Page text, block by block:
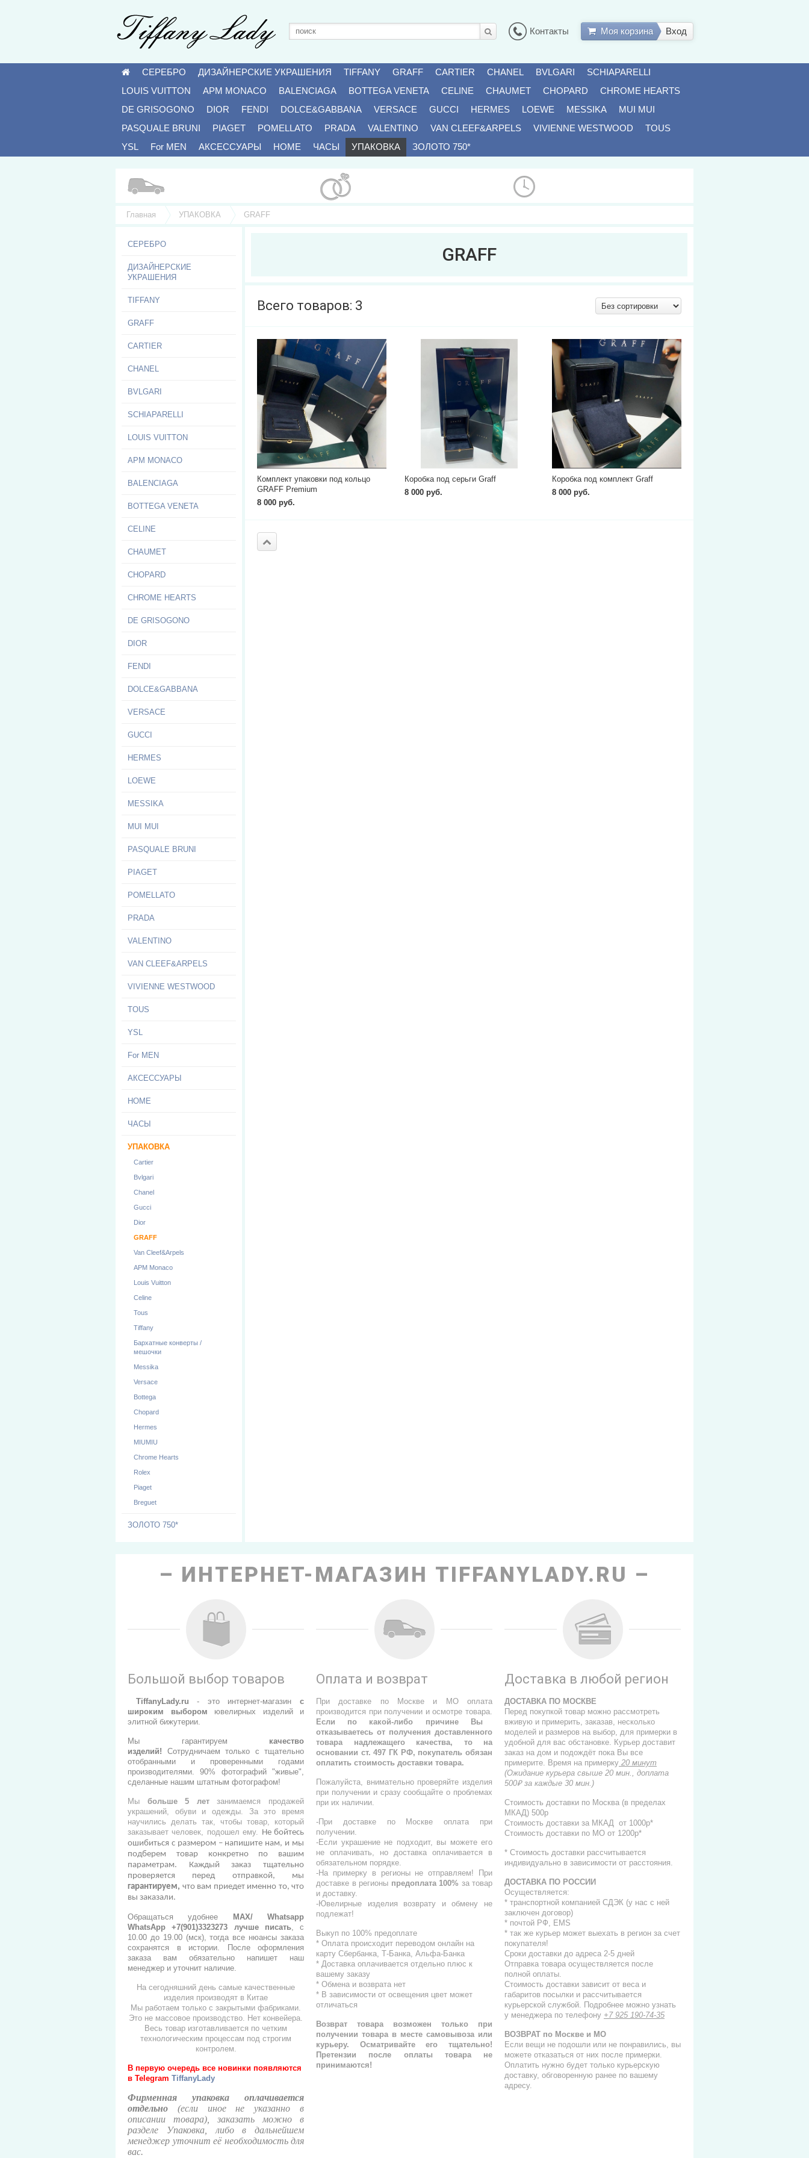
Контакты Моя корзина Вход
СЕРЕБРО ДИЗАЙНЕРСКИЕ УКРАШЕНИЯ TIFFANY GRAFF CARTIER CHANEL BVLGARI
SCHIAPARELLI
LOUIS VUITTON
APM MONACO BALENCIAGA BOTTEGA VENETA CELINE CHAUMET CHOPARD
CHROME HEARTS
DE GRISOGONO
DIOR FENDI DOLCE&GABBANA VERSACE GUCCI HERMES LOEWE MESSIKA
MUI MUI
PASQUALE BRUNI
PIAGET POMELLATO PRADA VALENTINO VAN CLEEF&ARPELS VIVIENNE WESTWOOD
TOUS
YSL
For MEN АКСЕССУАРЫ HOME ЧАСЫ УПАКОВКА ЗОЛОТО 750*
Главная УПАКОВКА GRAFF
СЕРЕБРО
ДИЗАЙНЕРСКИЕ
УКРАШЕНИЯ
TIFFANY
GRAFF
CARTIER
CHANEL
BVLGARI
SCHIAPARELLI
LOUIS VUITTON
APM MONACO
BALENCIAGA
BOTTEGA VENETA
CELINE
CHAUMET
CHOPARD
CHROME HEARTS
DE GRISOGONO
DIOR
FENDI
DOLCE&GABBANA
VERSACE
GUCCI
HERMES
LOEWE
MESSIKA
MUI MUI
PASQUALE BRUNI
PIAGET
POMELLATO
PRADA
VALENTINO
VAN CLEEF&ARPELS
VIVIENNE WESTWOOD
TOUS
YSL
For MEN
АКСЕССУАРЫ
HOME
ЧАСЫ
УПАКОВКА
Cartier
Bvlgari
Chanel
Gucci
Dior
GRAFF
Van Cleef&Arpels
APM Monaco
Louis Vuitton
Celine
Tous
Tiffany
Бархатные конверты /
мешочки
Messika
Versace
Bottega
Chopard
Hermes
MIUMIU
Chrome Hearts
Rolex
Piaget
Breguet
ЗОЛОТО 750*
GRAFF
Всего товаров: 3
Комплект упаковки под кольцо
GRAFF Premium
8 000 руб.
Коробка под серьги Graff
8 000 руб.
Коробка под комплект Graff
8 000 руб.
ИНТЕРНЕТ-МАГАЗИН TIFFANYLADY.RU
Большой выбор товаров
TiffanyLady.ru - это интернет-магазин
с
широким выбором ювелирных изделий и
элитной бижутерии.
Мы гарантируем качество
изделий! Сотрудничаем только с тщательно
отобранными и проверенными годами
производителями.90% фотографий "живые",
сделанные нашим штатным фотографом!
Мы больше 5 летзанимаемся продажей
украшений, обуви и одежды. За это время
научились делать так, чтобы товар, который
заказывает человек, подошел ему. Не бойтесь
ошибиться с размером – напишите нам, и мы
подберем товар конкретно по вашим
параметрам. Каждый заказ тщательно
проверяется перед отправкой, мы
гарантируем, что вам приедет именно то, что
вы заказали.
Обращаться удобнее МАХ/ Whatsapp
WhatsApp +7(901)3323273 лучше писать, с
10.00 до 19.00 (мск), тогда все нюансы заказа
сохранятся в истории. После оформления
заказа вам обязательно напишет наш
менеджер и уточнит наличие.
На сегодняшний день самые качественные
изделия производят в Китае
Мы работаем только с закрытыми фабриками.
Это не массовое производство. Нет конвейера.
Весь товар изготавливается по четким
технологическим процессам под строгим
контролем.
В первую очередь все новинки появляются
в Telegram TiffanyLady
Фирменная упаковка оплачивается
отдельно (если иное не указанно в
описании товара), заказать можно в
разделе Упаковка, либо в дальнейшем
менеджер уточнит её необходимость для
вас.
Оплата и возврат
При доставке по Москве и МО оплата
производится при получении и осмотре товара.
Если по какой-либо причине Вы
отказываетесь от получения доставленного
товара надлежащего качества, то на
основании ст. 497 ГК РФ, покупатель обязан
оплатить стоимость доставки товара.
Пожалуйста, внимательно проверяйте изделия
при получении и сразу сообщайте о проблемах
при их наличии.
-При доставке по Москве оплата при
получении.
-Если украшение не подходит, вы можете его
не оплачивать, но доставка оплачивается в
обязательном порядке.
-На примерку в регионы не отправляем! При
доставке в регионы предоплата 100% за товар
и доставку.
-Ювелирные изделия возврату и обмену не
подлежат!
Выкуп по 100% предоплате
* Оплата происходит переводом онлайн на
карту Сбербанка, Т-Банка, Альфа-Банка
* Доставка оплачивается отдельно плюс к
вашему заказу
* Обмена и возврата нет
* В зависимости от освещения цвет может
отличаться
Возврат товара возможен только при
получении товара в месте самовывоза или
курьеру. Осматривайте его тщательно!
Претензии после оплаты товара не
принимаются!
Доставка в любой регион
ДОСТАВКА ПО МОСКВЕ
Перед покупкой товар можно рассмотреть
вживую и примерить, заказав, несколько
моделей и размеров на выбор, для примерки в
удобной для вас обстановке. Курьер доставит
заказ на дом и подождёт пока Вы все
примерите. Время на примерку 20 минут
(Ожидание курьера свыше 20 мин., доплата
500₽ за каждые 30 мин.)
Стоимость доставки по Москва (в пределах
МКАД) 500р
Стоимость доставки за МКАД от 1000р*
Стоимость доставки по МО от 1200р*
* Стоимость доставки рассчитывается
индивидуально в зависимости от расстояния.
ДОСТАВКА ПО РОССИИ
Осуществляется:
* транспортной компанией СДЭК (у нас с ней
заключен договор)
* почтой РФ, EMS
* ⁠так же курьер может выехать в регион за счет
покупателя!
Сроки доставки до адреса 2-5 дней
Отправка товара осуществляется после
полной оплаты.
Стоимость доставки зависит от веса и
габаритов посылки и рассчитывается
курьерской службой. Подробнее можно узнать
у менеджера по телефону +7 925 190-74-35
ВОЗВРАТ по Москве и МО
Если вещи не подошли или не понравились, вы
можете отказаться от них после примерки.
Оплатить нужно будет только курьерскую
доставку, обговоренную ранее по вашему
адресу.